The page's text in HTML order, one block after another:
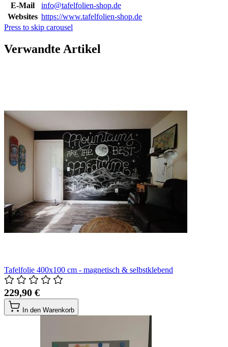
E-Mail
info@tafelfolien-shop.de
Websites https://www.tafelfolien-shop.de
Press to skip carousel
Verwandte Artikel
Tafelfolie 400x100 cm - magnetisch & selbstklebend
229,90 €
In den Warenkorb